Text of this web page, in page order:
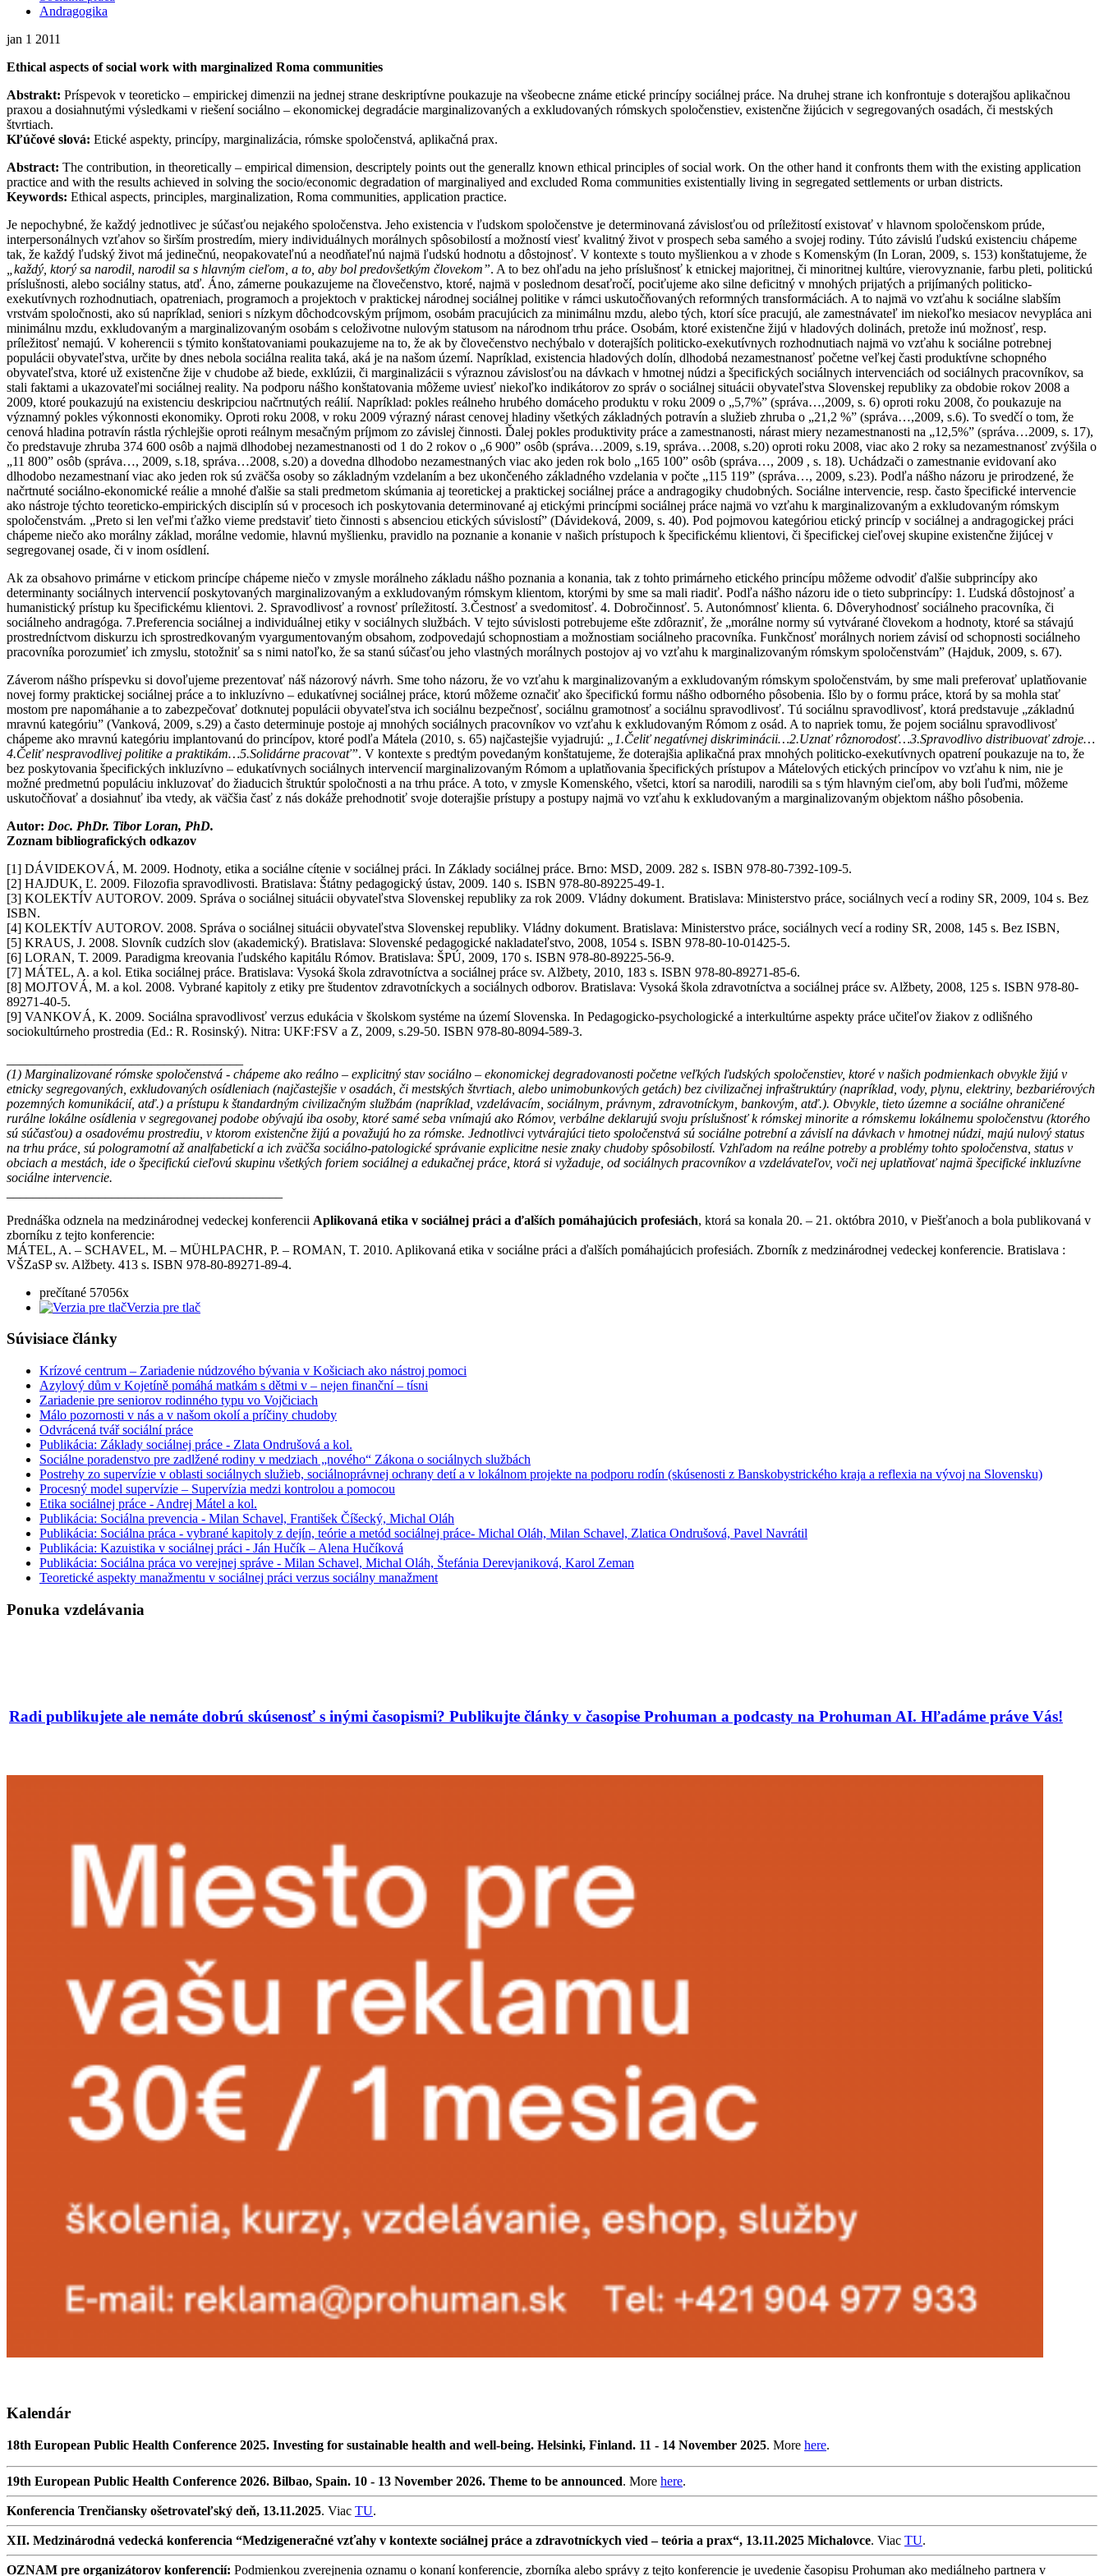
Andragogika
jan 1 2011
Ethical aspects of social work with marginalized Roma communities
Abstrakt: Príspevok v teoreticko – empirickej dimenzii na jednej strane deskriptívne poukazuje na všeobecne známe etické princípy sociálnej práce. Na druhej strane ich konfrontuje s doterajšou aplikačnou
praxou a dosiahnutými výsledkami v riešení sociálno – ekonomickej degradácie marginalizovaných a exkludovaných rómskych spoločenstiev, existenčne žijúcich v segregovaných osadách, či mestských
štvrtiach.
Kľúčové slová: Etické aspekty, princípy, marginalizácia, rómske spoločenstvá, aplikačná prax.
Abstract: The contribution, in theoretically – empirical dimension, descriptely points out the generallz known ethical principles of social work. On the other hand it confronts them with the existing application
practice and with the results achieved in solving the socio/economic degradation of marginaliyed and excluded Roma communities existentially living in segregated settlements or urban districts.
Keywords: Ethical aspects, principles, marginalization, Roma communities, application practice.
Je nepochybné, že každý jednotlivec je súčasťou nejakého spoločenstva. Jeho existencia v ľudskom spoločenstve je determinovaná závislosťou od príležitostí existovať v hlavnom spoločenskom prúde,
interpersonálnych vzťahov so širším prostredím, miery individuálnych morálnych spôsobilostí a možností viesť kvalitný život v prospech seba samého a svojej rodiny. Túto závislú ľudskú existenciu chápeme
tak, že každý ľudský život má jedinečnú, neopakovateľnú a neodňateľnú najmä ľudskú hodnotu a dôstojnosť. V kontexte s touto myšlienkou a v zhode s Komenským (In Loran, 2009, s. 153) konštatujeme, že
„každý, ktorý sa narodil, narodil sa s hlavným cieľom, a to, aby bol predovšetkým človekom”. A to bez ohľadu na jeho príslušnosť k etnickej majoritnej, či minoritnej kultúre, vierovyznanie, farbu pleti, politickú
príslušnosti, alebo sociálny status, atď. Áno, zámerne poukazujeme na človečenstvo, ktoré, najmä v poslednom desaťročí, pociťujeme ako silne deficitný v mnohých prijatých a prijímaných politicko-
exekutívnych rozhodnutiach, opatreniach, programoch a projektoch v praktickej národnej sociálnej politike v rámci uskutočňovaných reformných transformáciách. A to najmä vo vzťahu k sociálne slabším
vrstvám spoločnosti, ako sú napríklad, seniori s nízkym dôchodcovským príjmom, osobám pracujúcich za minimálnu mzdu, alebo tých, ktorí síce pracujú, ale zamestnávateľ im niekoľko mesiacov nevypláca ani
minimálnu mzdu, exkludovaným a marginalizovaným osobám s celoživotne nulovým statusom na národnom trhu práce. Osobám, ktoré existenčne žijú v hladových dolinách, pretože inú možnosť, resp.
príležitosť nemajú. V koherencii s týmito konštatovaniami poukazujeme na to, že ak by človečenstvo nechýbalo v doterajších politicko-exekutívnych rozhodnutiach najmä vo vzťahu k sociálne potrebnej
populácii obyvateľstva, určite by dnes nebola sociálna realita taká, aká je na našom území. Napríklad, existencia hladových dolín, dlhodobá nezamestnanosť početne veľkej časti produktívne schopného
obyvateľstva, ktoré už existenčne žije v chudobe až biede, exklúzii, či marginalizácii s výraznou závislosťou na dávkach v hmotnej núdzi a špecifických sociálnych intervenciách od sociálnych pracovníkov, sa
stali faktami a ukazovateľmi sociálnej reality. Na podporu nášho konštatovania môžeme uviesť niekoľko indikátorov zo správ o sociálnej situácii obyvateľstva Slovenskej republiky za obdobie rokov 2008 a
2009, ktoré poukazujú na existenciu deskripciou načrtnutých reálií. Napríklad: pokles reálneho hrubého domáceho produktu v roku 2009 o „5,7%” (správa…,2009, s. 6) oproti roku 2008, čo poukazuje na
významný pokles výkonnosti ekonomiky. Oproti roku 2008, v roku 2009 výrazný nárast cenovej hladiny všetkých základných potravín a služieb zhruba o „21,2 %” (správa…,2009, s.6). To svedčí o tom, že
cenová hladina potravín rástla rýchlejšie oproti reálnym mesačným príjmom zo závislej činnosti. Ďalej pokles produktivity práce a zamestnanosti, nárast miery nezamestnanosti na „12,5%” (správa…2009, s. 17),
čo predstavuje zhruba 374 600 osôb a najmä dlhodobej nezamestnanosti od 1 do 2 rokov o „6 900” osôb (správa…2009, s.19, správa…2008, s.20) oproti roku 2008, viac ako 2 roky sa nezamestnanosť zvýšila o
„11 800” osôb (správa…, 2009, s.18, správa…2008, s.20) a dovedna dlhodobo nezamestnaných viac ako jeden rok bolo „165 100” osôb (správa…, 2009 , s. 18). Uchádzači o zamestnanie evidovaní ako
dlhodobo nezamestnaní viac ako jeden rok sú zväčša osoby so základným vzdelaním a bez ukončeného základného vzdelania v počte „115 119” (správa…, 2009, s.23). Podľa nášho názoru je prirodzené, že
načrtnuté sociálno-ekonomické reálie a mnohé ďalšie sa stali predmetom skúmania aj teoretickej a praktickej sociálnej práce a andragogiky chudobných. Sociálne intervencie, resp. často špecifické intervencie
ako nástroje týchto teoreticko-empirických disciplín sú v procesoch ich poskytovania determinované aj etickými princípmi sociálnej práce najmä vo vzťahu k marginalizovaným a exkludovaným rómskym
spoločenstvám. „Preto si len veľmi ťažko vieme predstaviť tieto činnosti s absenciou etických súvislostí” (Dávideková, 2009, s. 40). Pod pojmovou kategóriou etický princíp v sociálnej a andragogickej práci
chápeme niečo ako morálny základ, morálne vedomie, hlavnú myšlienku, pravidlo na poznanie a konanie v našich prístupoch k špecifickému klientovi, či špecifickej cieľovej skupine existenčne žijúcej v
segregovanej osade, či v inom osídlení.
Ak za obsahovo primárne v etickom princípe chápeme niečo v zmysle morálneho základu nášho poznania a konania, tak z tohto primárneho etického princípu môžeme odvodiť ďalšie subprincípy ako
determinanty sociálnych intervencií poskytovaných marginalizovaným a exkludovaným rómskym klientom, ktorými by sme sa mali riadiť. Podľa nášho názoru ide o tieto subprincípy: 1. Ľudská dôstojnosť a
humanistický prístup ku špecifickému klientovi. 2. Spravodlivosť a rovnosť príležitostí. 3.Čestnosť a svedomitosť. 4. Dobročinnosť. 5. Autonómnosť klienta. 6. Dôveryhodnosť sociálneho pracovníka, či
sociálneho andragóga. 7.Preferencia sociálnej a individuálnej etiky v sociálnych službách. V tejto súvislosti potrebujeme ešte zdôrazniť, že „morálne normy sú vytvárané človekom a hodnoty, ktoré sa stávajú
prostredníctvom diskurzu ich sprostredkovaným vyargumentovaným obsahom, zodpovedajú schopnostiam a možnostiam sociálneho pracovníka. Funkčnosť morálnych noriem závisí od schopnosti sociálneho
pracovníka porozumieť ich zmyslu, stotožniť sa s nimi natoľko, že sa stanú súčasťou jeho vlastných morálnych postojov aj vo vzťahu k marginalizovaným rómskym spoločenstvám” (Hajduk, 2009, s. 67).
Záverom nášho príspevku si dovoľujeme prezentovať náš názorový návrh. Sme toho názoru, že vo vzťahu k marginalizovaným a exkludovaným rómskym spoločenstvám, by sme mali preferovať uplatňovanie
novej formy praktickej sociálnej práce a to inkluzívno – edukatívnej sociálnej práce, ktorú môžeme označiť ako špecifickú formu nášho odborného pôsobenia. Išlo by o formu práce, ktorá by sa mohla stať
mostom pre napomáhanie a to zabezpečovať dotknutej populácii obyvateľstva ich sociálnu bezpečnosť, sociálnu gramotnosť a sociálnu spravodlivosť. Tú sociálnu spravodlivosť, ktorá predstavuje „základnú
mravnú kategóriu” (Vanková, 2009, s.29) a často determinuje postoje aj mnohých sociálnych pracovníkov vo vzťahu k exkludovaným Rómom z osád. A to napriek tomu, že pojem sociálnu spravodlivosť
chápeme ako mravnú kategóriu implantovanú do princípov, ktoré podľa Mátela (2010, s. 65) najčastejšie vyjadrujú:
„1.Čeliť negatívnej diskriminácii…2.Uznať rôznorodosť…3.Spravodlivo distribuovať zdroje…
4.Čeliť nespravodlivej politike a praktikám…5.Solidárne pracovať”. V kontexte s predtým povedaným konštatujeme, že doterajšia aplikačná prax mnohých politicko-exekutívnych opatrení poukazuje na to, že
bez poskytovania špecifických inkluzívno – edukatívnych sociálnych intervencií marginalizovaným Rómom a uplatňovania špecifických prístupov a Mátelových etických princípov vo vzťahu k nim, nie je
možné predmetnú populáciu inkluzovať do žiaducich štruktúr spoločnosti a na trhu práce. A toto, v zmysle Komenského, všetci, ktorí sa narodili, narodili sa s tým hlavným cieľom, aby boli ľuďmi, môžeme
uskutočňovať a dosiahnuť iba vtedy, ak väčšia časť z nás dokáže prehodnotiť svoje doterajšie prístupy a postupy najmä vo vzťahu k exkludovaným a marginalizovaným objektom nášho pôsobenia.
Autor: Doc. PhDr. Tibor Loran, PhD.
Zoznam bibliografických odkazov
[1] DÁVIDEKOVÁ, M. 2009. Hodnoty, etika a sociálne cítenie v sociálnej práci. In Základy sociálnej práce. Brno: MSD, 2009. 282 s. ISBN 978-80-7392-109-5.
[2] HAJDUK, Ľ. 2009. Filozofia spravodlivosti. Bratislava: Štátny pedagogický ústav, 2009. 140 s. ISBN 978-80-89225-49-1.
[3] KOLEKTÍV AUTOROV. 2009. Správa o sociálnej situácii obyvateľstva Slovenskej republiky za rok 2009. Vládny dokument. Bratislava: Ministerstvo práce, sociálnych vecí a rodiny SR, 2009, 104 s. Bez
ISBN.
[4] KOLEKTÍV AUTOROV. 2008. Správa o sociálnej situácii obyvateľstva Slovenskej republiky. Vládny dokument. Bratislava: Ministerstvo práce, sociálnych vecí a rodiny SR, 2008, 145 s. Bez ISBN,
[5] KRAUS, J. 2008. Slovník cudzích slov (akademický). Bratislava: Slovenské pedagogické nakladateľstvo, 2008, 1054 s. ISBN 978-80-10-01425-5.
[6] LORAN, T. 2009. Paradigma kreovania ľudského kapitálu Rómov. Bratislava: ŠPÚ, 2009, 170 s. ISBN 978-80-89225-56-9.
[7] MÁTEL, A. a kol. Etika sociálnej práce. Bratislava: Vysoká škola zdravotníctva a sociálnej práce sv. Alžbety, 2010, 183 s. ISBN 978-80-89271-85-6.
[8] MOJTOVÁ, M. a kol. 2008. Vybrané kapitoly z etiky pre študentov zdravotníckych a sociálnych odborov. Bratislava: Vysoká škola zdravotníctva a sociálnej práce sv. Alžbety, 2008, 125 s. ISBN 978-80-
89271-40-5.
[9] VANKOVÁ, K. 2009. Sociálna spravodlivosť verzus edukácia v školskom systéme na území Slovenska. In Pedagogicko-psychologické a interkultúrne aspekty práce učiteľov žiakov z odlišného
sociokultúrneho prostredia (Ed.: R. Rosinský). Nitra: UKF:FSV a Z, 2009, s.29-50. ISBN 978-80-8094-589-3.
(1) Marginalizované rómske spoločenstvá - chápeme ako reálno – explicitný stav sociálno – ekonomickej degradovanosti početne veľkých ľudských spoločenstiev, ktoré v našich podmienkach obvykle žijú v
etnicky segregovaných, exkludovaných osídleniach (najčastejšie v osadách, či mestských štvrtiach, alebo unimobunkových getách) bez civilizačnej infraštruktúry (napríklad, vody, plynu, elektriny, bezbariérových
pozemných komunikácií, atď.) a prístupu k štandardným civilizačným službám (napríklad, vzdelávacím, sociálnym, právnym, zdravotníckym, bankovým, atď.). Obvykle, tieto územne a sociálne ohraničené
rurálne lokálne osídlenia v segregovanej podobe obývajú iba osoby, ktoré samé seba vnímajú ako Rómov, verbálne deklarujú svoju príslušnosť k rómskej minorite a rómskemu lokálnemu spoločenstvu (ktorého
sú súčasťou) a osadovému prostrediu, v ktorom existenčne žijú a považujú ho za rómske. Jednotlivci vytvárajúci tieto spoločenstvá sú sociálne potrební a závislí na dávkach v hmotnej núdzi, majú nulový status
na trhu práce, sú pologramotní až analfabetickí a ich zväčša sociálno-patologické správanie explicitne nesie znaky chudoby spôsobilostí. Vzhľadom na reálne potreby a problémy tohto spoločenstva, status v
obciach a mestách, ide o špecifickú cieľovú skupinu všetkých foriem sociálnej a edukačnej práce, ktorá si vyžaduje, od sociálnych pracovníkov a vzdelávateľov, voči nej uplatňovať najmä špecifické inkluzívne
sociálne intervencie.
Prednáška odznela na medzinárodnej vedeckej konferencii Aplikovaná etika v sociálnej práci a ďalších pomáhajúcich profesiách, ktorá sa konala 20. – 21. októbra 2010, v Piešťanoch a bola publikovaná v
zborníku z tejto konferencie:
MÁTEL, A. – SCHAVEL, M. – MÜHLPACHR, P. – ROMAN, T. 2010. Aplikovaná etika v sociálne práci a ďalších pomáhajúcich profesiách. Zborník z medzinárodnej vedeckej konferencie. Bratislava :
VŠZaSP sv. Alžbety. 413 s. ISBN 978-80-89271-89-4.
prečítané 57056x
Verzia pre tlač
Súvisiace články
Krízové centrum – Zariadenie núdzového bývania v Košiciach ako nástroj pomoci
Azylový dům v Kojetíně pomáhá matkám s dětmi v – nejen finanční – tísni
Zariadenie pre seniorov rodinného typu vo Vojčiciach
Málo pozornosti v nás a v našom okolí a príčiny chudoby
Odvrácená tvář sociální práce
Publikácia: Základy sociálnej práce - Zlata Ondrušová a kol.
Sociálne poradenstvo pre zadlžené rodiny v medziach „nového“ Zákona o sociálnych službách
Postrehy zo supervízie v oblasti sociálnych služieb, sociálnoprávnej ochrany detí a v lokálnom projekte na podporu rodín (skúsenosti z Banskobystrického kraja a reflexia na vývoj na Slovensku)
Procesný model supervízie – Supervízia medzi kontrolou a pomocou
Etika sociálnej práce - Andrej Mátel a kol.
Publikácia: Sociálna prevencia - Milan Schavel, František Číšecký, Michal Oláh
Publikácia: Sociálna práca - vybrané kapitoly z dejín, teórie a metód sociálnej práce- Michal Oláh, Milan Schavel, Zlatica Ondrušová, Pavel Navrátil
Publikácia: Kazuistika v sociálnej práci - Ján Hučík – Alena Hučíková
Publikácia: Sociálna práca vo verejnej správe - Milan Schavel, Michal Oláh, Štefánia Derevjaniková, Karol Zeman
Teoretické aspekty manažmentu v sociálnej práci verzus sociálny manažment
Ponuka vzdelávania
Radi publikujete ale nemáte dobrú skúsenosť s inými časopismi? Publikujte články v časopise Prohuman a podcasty na Prohuman AI. Hľadáme práve Vás!
Kalendár
18th European Public Health Conference 2025. Investing for sustainable health and well-being. Helsinki, Finland. 11 - 14 November 2025. More here.
19th European Public Health Conference 2026. Bilbao, Spain. 10 - 13 November 2026. Theme to be announced. More here.
Konferencia Trenčiansky ošetrovateľský deň, 13.11.2025. Viac TU.
XII. Medzinárodná vedecká konferencia “Medzigeneračné vzťahy v kontexte sociálnej práce a zdravotníckych vied – teória a prax“, 13.11.2025 Michalovce. Viac TU.
OZNAM pre organizátorov konferencií: Podmienkou zverejnenia oznamu o konaní konferencie, zborníka alebo správy z tejto konferencie je uvedenie časopisu Prohuman ako mediálneho partnera v